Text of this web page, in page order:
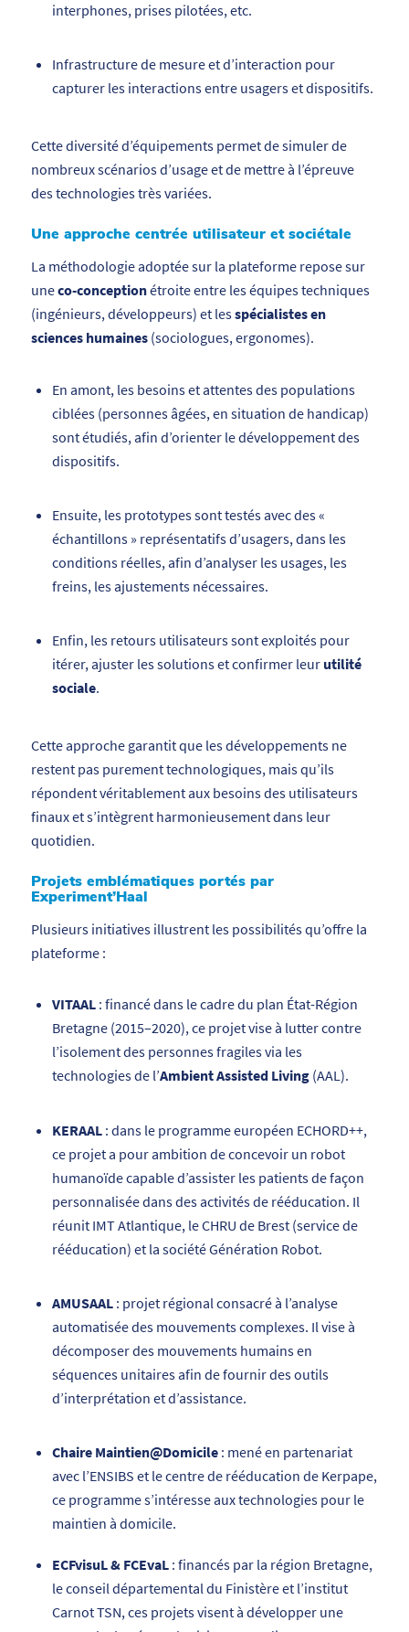
interphones, prises pilotées, etc.
Infrastructure de mesure et d’interaction pour
capturer les interactions entre usagers et dispositifs.
Cette diversité d’équipements permet de simuler de
nombreux scénarios d’usage et de mettre à l’épreuve
des technologies très variées.
Une approche centrée utilisateur et sociétale
La méthodologie adoptée sur la plateforme repose sur
uneco-conceptionétroite entre les équipes techniques
(ingénieurs, développeurs) et lesspécialistes en
sciences humaines(sociologues, ergonomes).
En amont, les besoins et attentes des populations
ciblées (personnes âgées, en situation de handicap)
sont étudiés, afin d’orienter le développement des
dispositifs.
Ensuite, les prototypes sont testés avec des «
échantillons » représentatifs d’usagers, dans les
conditions réelles, afin d’analyser les usages, les
freins, les ajustements nécessaires.
Enfin, les retours utilisateurs sont exploités pour
itérer, ajuster les solutions et confirmer leur utilité
sociale.
Cette approche garantit que les développements ne
restent pas purement technologiques, mais qu’ils
répondent véritablement aux besoins des utilisateurs
finaux et s’intègrent harmonieusement dans leur
quotidien.
Projets emblématiques portés par
Experiment’Haal
Plusieurs initiatives illustrent les possibilités qu’offre la
plateforme :
VITAAL: financé dans le cadre du plan État-Région
Bretagne (2015–2020), ce projet vise à lutter contre
l’isolement des personnes fragiles via les
technologies de l’Ambient Assisted Living(AAL).
KERAAL: dans le programme européen ECHORD++,
ce projet a pour ambition de concevoir un robot
humanoïde capable d’assister les patients de façon
personnalisée dans des activités de rééducation. Il
réunit IMT Atlantique, le CHRU de Brest (service de
rééducation) et la société Génération Robot.
AMUSAAL: projet régional consacré à l’analyse
automatisée des mouvements complexes. Il vise à
décomposer des mouvements humains en
séquences unitaires afin de fournir des outils
d’interprétation et d’assistance.
Chaire Maintien@Domicile: mené en partenariat
avec l’ENSIBS et le centre de rééducation de Kerpape,
ce programme s’intéresse aux technologies pour le
maintien à domicile.
ECFvisuL & FCEvaL: financés par la région Bretagne,
le conseil départemental du Finistère et l’institut
Carnot TSN, ces projets visent à développer une